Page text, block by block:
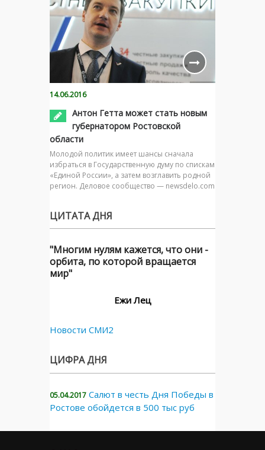
14.06.2016
Антон Гетта может стать новым
губернатором Ростовской
области
Молодой политик имеет шансы сначала
избраться в Государственную думу по спискам
«Единой России», а затем возглавить родной
регион. Деловое сообщество — newsdelo.com
ЦИТАТА ДНЯ
"Многим нулям кажется, что они -
орбита, по которой вращается
мир"
Ежи Лец
Новости СМИ2
ЦИФРА ДНЯ
05.04.2017 Салют в честь Дня Победы в
Ростове обойдется в 500 тыс руб